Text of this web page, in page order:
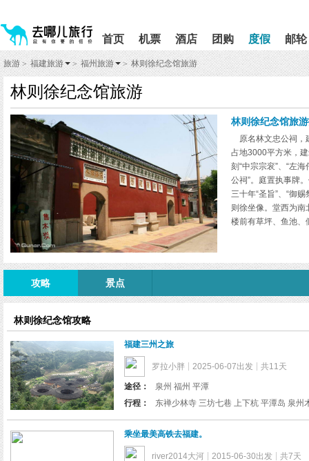
shift+enter
入
去
哪
网
智
能
导
盲
语
音
引
导
模
式
您
进
入
网
站
导
航
区,
本
区
域
含
有
6
个
块,
按
下
Tab
键
浏
览
信
息
首页 机票 酒店 团购 度假 邮轮
您
离
开
网
站
导
航
区
旅游 > 福建旅游 > 福州旅游 > 林则徐纪念馆旅游
林则徐纪念馆旅游
林则徐纪念馆旅
原名林文忠公祠，
占地3000平方米，
刻“中宗宗衮”、“左
公祠”。庭置执事牌
三十年“圣旨”、“御
则徐坐像。堂西为
楼前有草坪、鱼池、
攻略 景点
林则徐纪念馆攻略
福建三州之旅
罗拉小胖 2025-06-07出发 共11天
途径：
泉州 福州 平潭
行程：
乘坐最美高铁去福建。
river2014大河 2015-06-30出发 共7天